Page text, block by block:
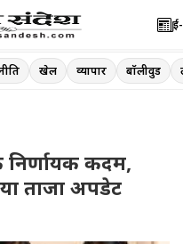
खेल व्यापार बॉलीवुड
निर्णायक कदम,
ताजा अपडेट